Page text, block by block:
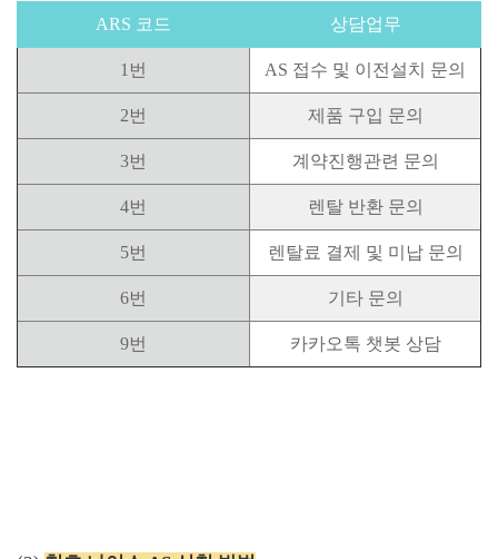
ARS 코드 상담업무
1번 AS 접수 및 이전설치 문의
2번 제품 구입 문의
3번 계약진행관련 문의
4번 렌탈 반환 문의
5번 렌탈료 결제 및 미납 문의
6번 기타 문의
9번 카카오톡 챗봇 상담